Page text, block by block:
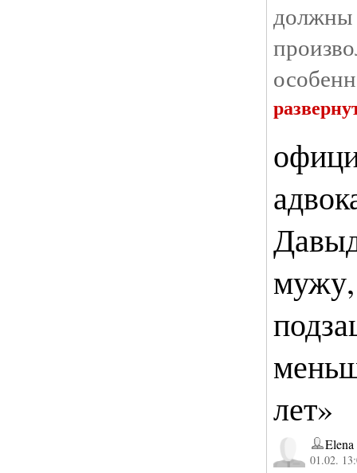
должны
мужу,
лет»
01.02.